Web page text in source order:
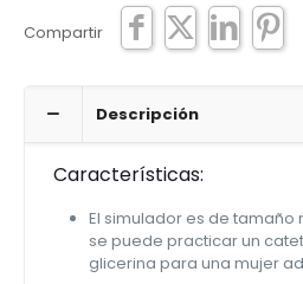
Compartir
Descripción
Características:
El simulador es de
se puede practicar un
glicerina para una mujer